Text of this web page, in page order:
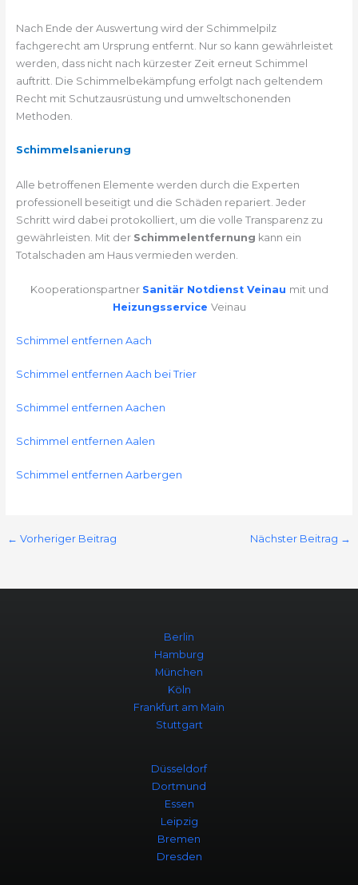
Nach Ende der Auswertung wird der Schimmelpilz
fachgerecht am Ursprung entfernt. Nur so kann gewährleistet
werden, dass nicht nach kürzester Zeit erneut Schimmel
auftritt. Die Schimmelbekämpfung erfolgt nach geltendem
Recht mit Schutzausrüstung und umweltschonenden
Methoden.
Schimmelsanierung
Alle betroffenen Elemente werden durch die Experten
professionell beseitigt und die Schäden repariert. Jeder
Schritt wird dabei protokolliert, um die volle Transparenz zu
gewährleisten. Mit der Schimmelentfernung kann ein
Totalschaden am Haus vermieden werden.
Kooperationspartner Sanitär Notdienst Veinau mit und
Heizungsservice Veinau
Schimmel entfernen Aach
Schimmel entfernen Aach bei Trier
Schimmel entfernen Aachen
Schimmel entfernen Aalen
Schimmel entfernen Aarbergen
← Vorheriger Beitrag Nächster Beitrag →
Berlin
Hamburg
München
Köln
Frankfurt am Main
Stuttgart
Düsseldorf
Dortmund
Essen
Leipzig
Bremen
Dresden